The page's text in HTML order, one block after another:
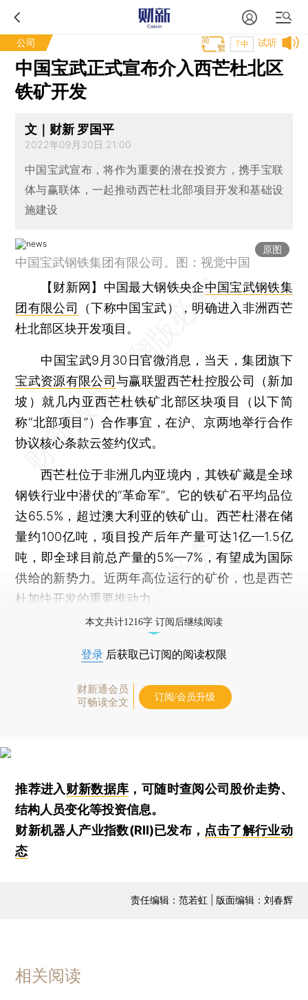
公司 试听
T中
中国宝武正式宣布介入西芒杜北区
铁矿开发
文｜财新 罗国平
2022年09月30日 21:00
中国宝武宣布，将作为重要的潜在投资方，携手宝联
体与赢联体，一起推动西芒杜北部项目开发和基础设
施建设
原图
中国宝武钢铁集团有限公司。图：视觉中国
【财新网】 中国最大钢铁央企中国宝武钢铁集
团有限公司
（下称中国宝武），明确进入非洲西芒
杜北部区块开发项目。
中国宝武9月30日官微消息，当天，集团旗下
宝武资源有限公司与赢联盟西芒杜控股公司（新加
坡）就几内亚西芒杜铁矿北部区块项目（以下简
称“北部项目”）合作事宜，在沪、京两地举行合作
协议核心条款云签约仪式。
西芒杜位于非洲几内亚境内，其铁矿藏是全球
钢铁行业中潜伏的“革命军”。它的铁矿石平均品位
达65.5%，超过澳大利亚的铁矿山。西芒杜潜在储
量约100亿吨，项目投产后年产量可达1亿—1.5亿
吨，即全球目前总产量的5%—7%，有望成为国际
供给的新势力。近两年高位运行的矿价，也是西芒
杜加快开发的重要推动力。
本文共计1216字 订阅后继续阅读
登录 后获取已订阅的阅读权限
财新通会员
可畅读全文
订阅/会员升级
推荐进入财新数据库 ，可随时查阅公司股价走势、
结构人员变化等投资信息。
财新机器人产业指数(RII)已发布， 点击了解行业动
态
责任编辑：范若虹 | 版面编辑：刘春辉
相关阅读